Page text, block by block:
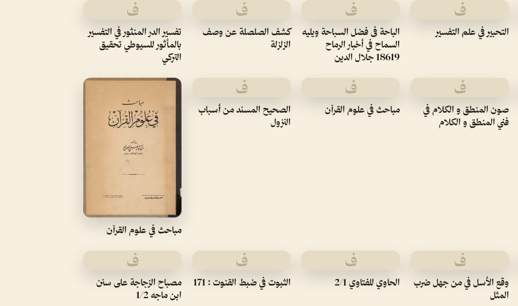
ف
التحبير في علم التفسير
ف
الباحة فى فضل السباحة ويليه
السماح في أخبار الرماح
18619 جلال الدين
ف
كشف الصلصلة عن وصف
الزلزلة
ف
تفسير الدر المنثور في التفسير
بالمأثور للسيوطي تحقيق
التركي
ف
صون المنطق و الكلام في
فني المنطق و الكلام
ف
مباحث في علوم القرآن
ف
الصحيح المسند من أسباب
النزول
مباحث في علوم القرآن
ف
وقع الأسل في من جهل ضرب
المثل
ف
الحاوي للفتاوي 2/1
ف
الثبوت في ضبط القنوت : 171
ف
مصباح الزجاجة على سنن
ابن ماجه 1/2